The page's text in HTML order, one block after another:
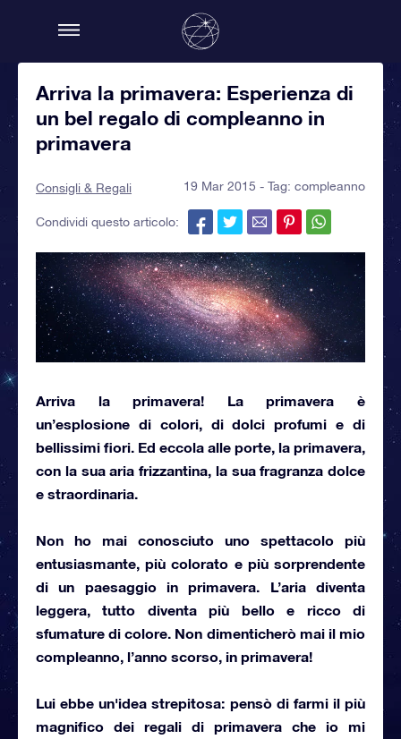
Arriva la primavera: Esperienza di
un bel regalo di compleanno in
primavera
Consigli & Regali 19 Mar 2015 - Tag: compleanno
Condividi questo articolo:
Arriva la primavera! La primavera è
un’esplosione di colori, di dolci profumi e di
bellissimi fiori. Ed eccola alle porte, la primavera,
con la sua aria frizzantina, la sua fragranza dolce
e straordinaria.
Non ho mai conosciuto uno spettacolo più
entusiasmante, più colorato e più sorprendente
di un paesaggio in primavera. L’aria diventa
leggera, tutto diventa più bello e ricco di
sfumature di colore. Non dimenticherò mai il mio
compleanno, l’anno scorso, in primavera!
Lui ebbe un'idea strepitosa: pensò di farmi il più
magnifico dei regali di primavera che io mi